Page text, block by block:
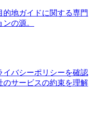
地ガイドに関する専門
の源。
イバシーポリシーを確認
のサービスの約束を理解